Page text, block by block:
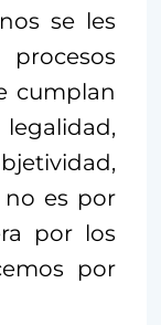
se les
cumplan
no es por
por los
por